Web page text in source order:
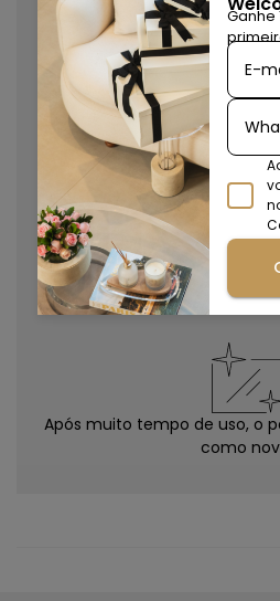
Excelente resistência à
10x mais resistente que o vidro
produção.
Após muito tempo de uso, o
como
Ganhe
E-